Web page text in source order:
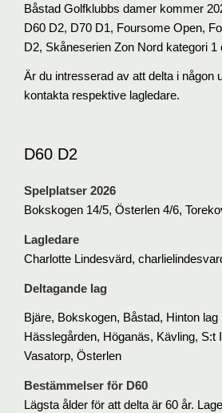
Båstad Golfklubbs damer kommer
D60 D2, D70 D1, Foursome Open,
D2, Skåneserien Zon Nord kategori 1
Är du intresserad av att delta i någon
kontakta respektive lagledare.
D60 D2
Spelplatser 2026
Bokskogen 14/5, Österlen 4/6,
Lagledare
Charlotte Lindesvärd,
Deltagande lag
Bjäre, Bokskogen, Båstad, Hinton lag
Hässlegården, Höganäs, Kävling, S:t
Vasatorp, Österlen
Bestämmelser för D60
Lägsta ålder för att delta är 60 år.